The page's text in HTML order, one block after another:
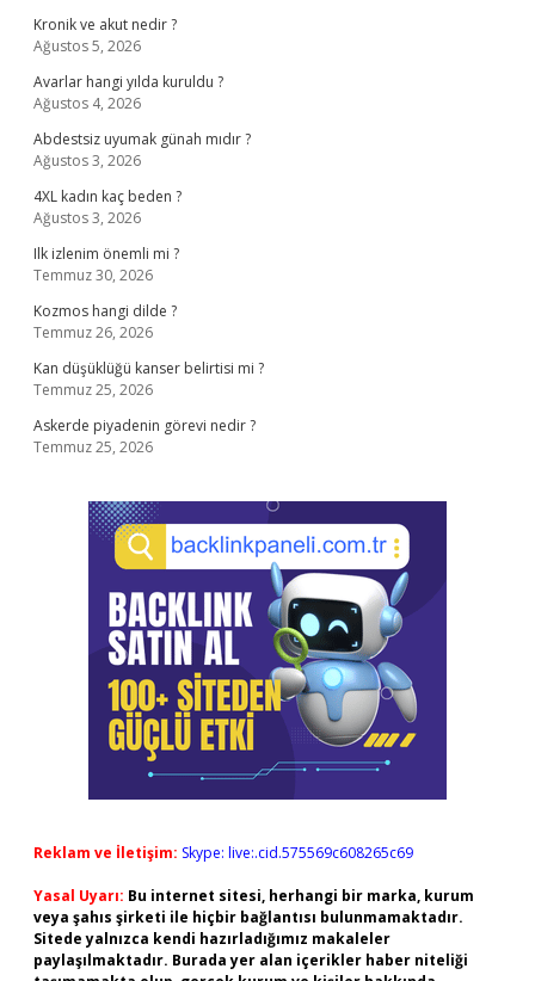
Kronik ve akut nedir ?
Ağustos 5, 2026
Avarlar hangi yılda kuruldu ?
Ağustos 4, 2026
Abdestsiz uyumak günah mıdır ?
Ağustos 3, 2026
4XL kadın kaç beden ?
Ağustos 3, 2026
Ilk izlenim önemli mi ?
Temmuz 30, 2026
Kozmos hangi dilde ?
Temmuz 26, 2026
Kan düşüklüğü kanser belirtisi mi ?
Temmuz 25, 2026
Askerde piyadenin görevi nedir ?
Temmuz 25, 2026
Reklam ve İletişim: Skype: live:.cid.575569c608265c69
Yasal Uyarı: Bu internet sitesi, herhangi bir marka, kurum
veya şahıs şirketi ile hiçbir bağlantısı bulunmamaktadır.
Sitede yalnızca kendi hazırladığımız makaleler
paylaşılmaktadır. Burada yer alan içerikler haber niteliği